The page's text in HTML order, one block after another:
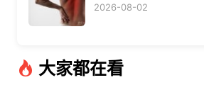
2026-08-02
大家都在看